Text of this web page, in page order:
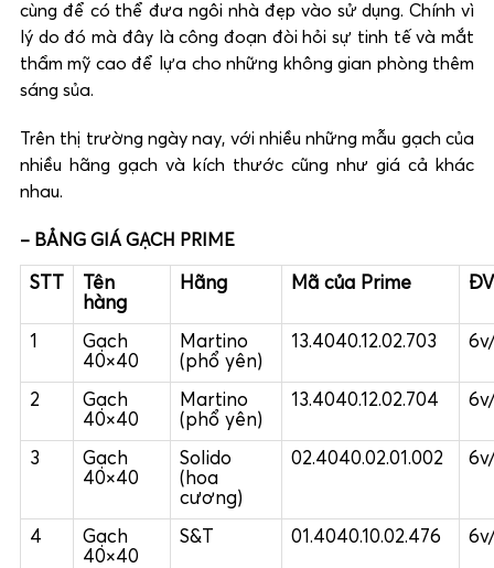
cùng để có thể đưa ngôi nhà đẹp vào sử dụng. Chính vì
lý do đó mà đây là công đoạn đòi hỏi sự tinh tế và mắt
thẩm mỹ cao để lựa cho những không gian phòng thêm
sáng sủa.
Trên thị trường ngày nay, với nhiều những mẫu gạch của
nhiều hãng gạch và kích thước cũng như giá cả khác
nhau.
– BẢNG GIÁ GẠCH PRIME
STT
Tên
hàng
Hãng Mã của Prime
1
Gạch
40×40
Martino
(phổ yên)
13.4040.12.02.703
2
Gạch
40×40
Martino
(phổ yên)
13.4040.12.02.704
3
Gạch
40×40
Solido
(hoa
cương)
02.4040.02.01.002
4
Gạch
40×40
S&T 01.4040.10.02.476